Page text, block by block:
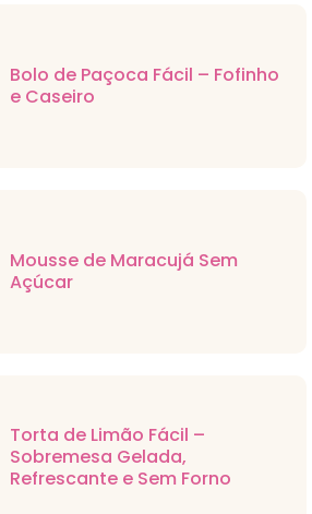
Bolo de Paçoca Fácil – Fofinho
e Caseiro
Mousse de Maracujá Sem
Açúcar
Torta de Limão Fácil –
Sobremesa Gelada,
Refrescante e Sem Forno